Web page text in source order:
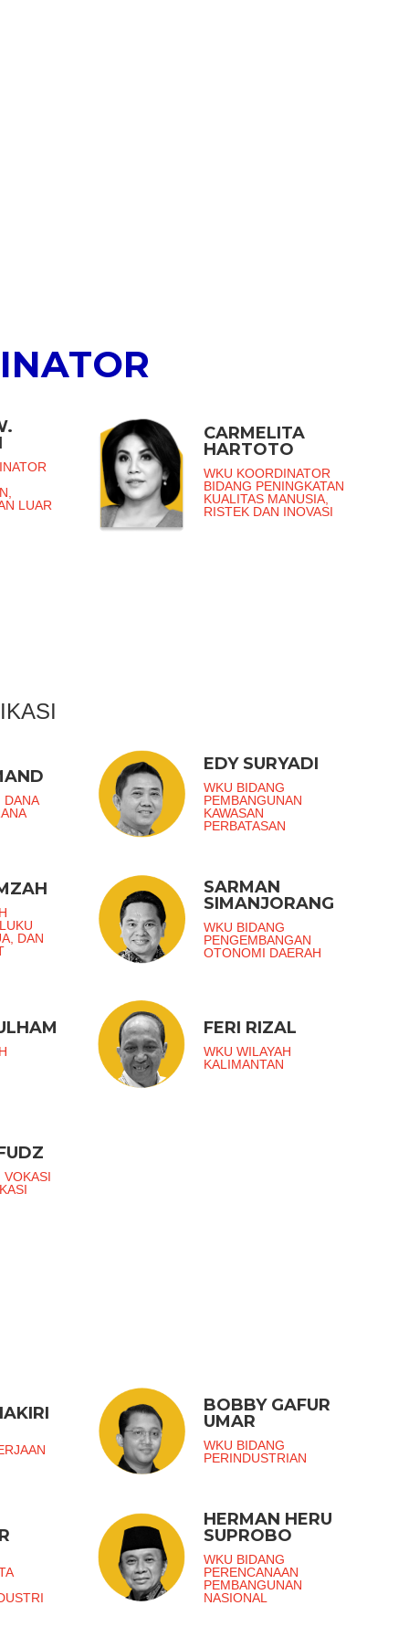
LUAR
CARMELITA
HARTOTO
WKU KOORDINATOR
BIDANG PENINGKATAN
KUALITAS MANUSIA,
RISTEK DAN INOVASI
DANA
EDY SURYADI
WKU BIDANG
PEMBANGUNAN
KAWASAN
PERBATASAN
DAN
SARMAN
SIMANJORANG
WKU BIDANG
PENGEMBANGAN
OTONOMI DAERAH
FERI RIZAL
WKU WILAYAH
KALIMANTAN
VOKASI
BOBBY GAFUR
UMAR
WKU BIDANG
PERINDUSTRIAN
HERMAN HERU
SUPROBO
WKU BIDANG
PERENCANAAN
PEMBANGUNAN
NASIONAL